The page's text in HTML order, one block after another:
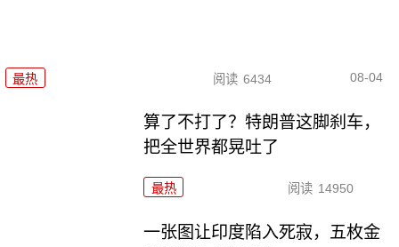
最热 阅读 6434 08-04
算了不打了？特朗普这脚刹车，
把全世界都晃吐了
最热 阅读 14950
一张图让印度陷入死寂，五枚金